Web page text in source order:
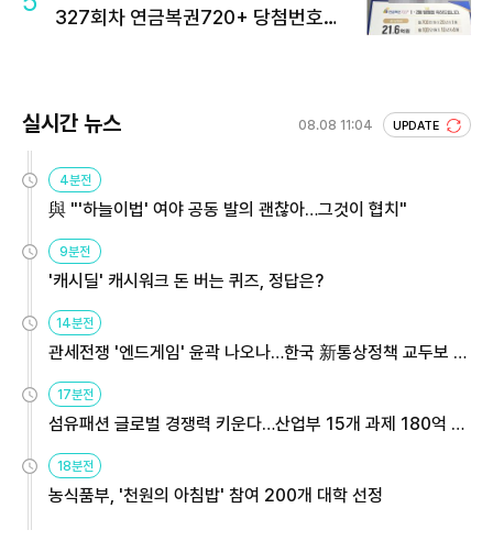
327회차 연금복권720+ 당첨번호조
실시간 뉴스 08.08 11:04 UPDATE
4분전
與 "'하늘이법' 여야 공동 발의 괜찮아…그것이 협치"
9분전
'캐시딜' 캐시워크 돈 버는 퀴즈, 정답은?
14분전
관세전쟁 '엔드게임' 윤곽 나오나…한국 新통상정책 교두보 활
용해야
17분전
섬유패션 글로벌 경쟁력 키운다…산업부 15개 과제 180억 지
원
18분전
농식품부, '천원의 아침밥' 참여 200개 대학 선정